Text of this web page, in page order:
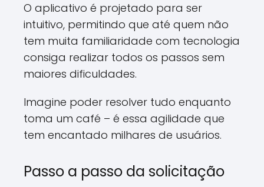
O aplicativo é projetado para ser
intuitivo, permitindo que até quem não
tem muita familiaridade com tecnologia
consiga realizar todos os passos sem
maiores dificuldades.
Imagine poder resolver tudo enquanto
toma um café – é essa agilidade que
tem encantado milhares de usuários.
Passo a passo da solicitação